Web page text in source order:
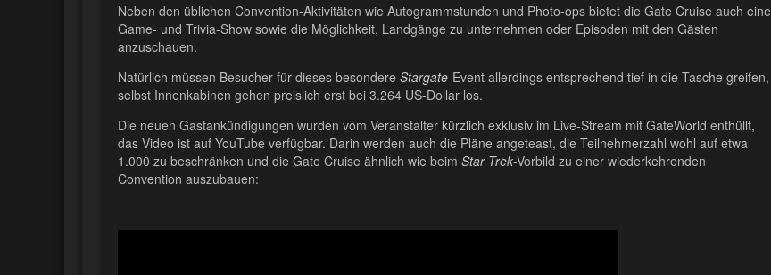
Neben den üblichen Convention-Aktivitäten wie Autogrammstunden und Photo-ops bietet die Gate Cruise auch eine
Game- und Trivia-Show sowie die Möglichkeit, Landgänge zu unternehmen oder Episoden mit den Gästen
anzuschauen.
Natürlich müssen Besucher für dieses besondere Stargate-Event allerdings entsprechend tief in die Tasche greifen,
selbst Innenkabinen gehen preislich erst bei 3.264 US-Dollar los.
Die neuen Gastankündigungen wurden vom Veranstalter kürzlich exklusiv im Live-Stream mit GateWorld enthüllt,
das Video ist auf YouTube verfügbar. Darin werden auch die Pläne angeteast, die Teilnehmerzahl wohl auf etwa
1.000 zu beschränken und die Gate Cruise ähnlich wie beim Star Trek-Vorbild zu einer wiederkehrenden
Convention auszubauen: